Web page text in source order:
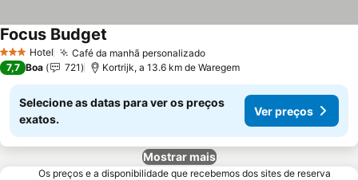
3 EstrelasHotel Café da manhã personalizado
Focus Budget
7,7 Boa 721 Kortrijk, a 13.6 km de Waregem
Selecione as datas para ver os preços
exatos.
Ver preços
Mostrar mais
Os preços e a disponibilidade que recebemos dos sites de reserva